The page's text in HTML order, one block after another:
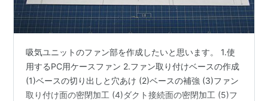
吸気ユニットのファン部を作成したいと思います。 1.使
用するPC用ケースファン 2.ファン取り付けベースの作成
(1)ベースの切り出しと穴あけ (2)ベースの補強 (3)ファン
取り付け面の密閉加工 (4)ダクト接続面の密閉加工 (5)フ